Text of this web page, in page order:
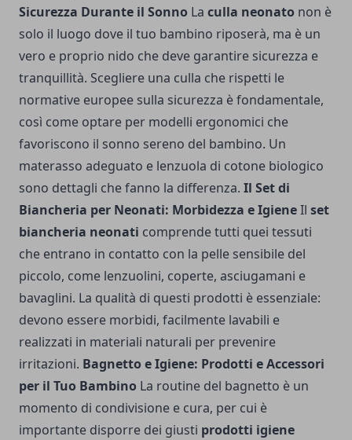
Sicurezza Durante il Sonno La culla neonato non è
solo il luogo dove il tuo bambino riposerà, ma è un
vero e proprio nido che deve garantire sicurezza e
tranquillità. Scegliere una culla che rispetti le
normative europee sulla sicurezza è fondamentale,
così come optare per modelli ergonomici che
favoriscono il sonno sereno del bambino. Un
materasso adeguato e lenzuola di cotone biologico
sono dettagli che fanno la differenza. Il Set di
Biancheria per Neonati: Morbidezza e IgieneIl set
biancheria neonati comprende tutti quei tessuti
che entrano in contatto con la pelle sensibile del
piccolo, come lenzuolini, coperte, asciugamani e
bavaglini. La qualità di questi prodotti è essenziale:
devono essere morbidi, facilmente lavabili e
realizzati in materiali naturali per prevenire
irritazioni. Bagnetto e Igiene: Prodotti e Accessori
per il Tuo Bambino La routine del bagnetto è un
momento di condivisione e cura, per cui è
importante disporre dei giusti prodotti igiene